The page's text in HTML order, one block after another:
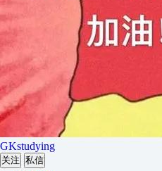
GKstudying
关注 私信